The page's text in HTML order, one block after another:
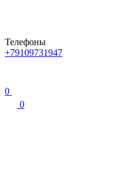
Телефоны
+79109731947
0
0